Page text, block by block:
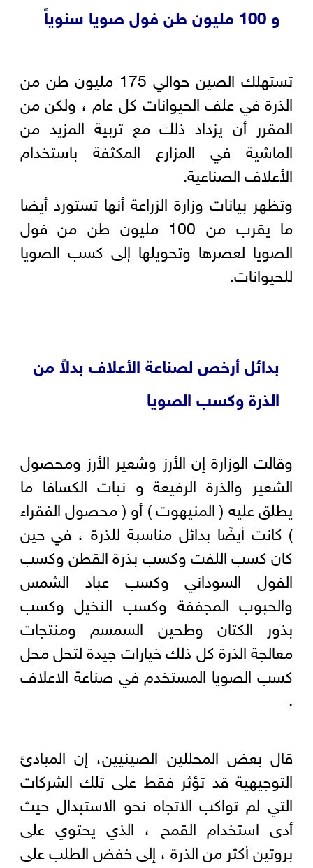
و 100 مليون طن فول صويا سنوياً
تستهلك الصين حوالي 175 مليون طن من
الذرة في علف الحيوانات كل عام ، ولكن من
المقرر أن يزداد ذلك مع تربية المزيد من
الماشية في المزارع المكثفة باستخدام
الأعلاف الصناعية.
وتظهر بيانات وزارة الزراعة أنها تستورد أيضا
ما يقرب من 100 مليون طن من فول
الصويا لعصرها وتحويلها إلى كسب الصويا
للحيوانات.
بدائل أرخص لصناعة الأعلاف بدلاً من
الذرة وكسب الصويا
وقالت الوزارة إن الأرز وشعير الأرز ومحصول
الشعير والذرة الرفيعة و نبات الكسافا ما
يطلق عليه ( المنيهوت ) أو ( محصول الفقراء
) كانت أيضًا بدائل مناسبة للذرة ، في حين
كان كسب اللفت وكسب بذرة القطن وكسب
الفول السوداني وكسب عباد الشمس
والحبوب المجففة وكسب النخيل وكسب
بذور الكتان وطحين السمسم ومنتجات
معالجة الذرة كل ذلك خيارات جيدة لتحل محل
كسب الصويا المستخدم في صناعة الاعلاف
.
قال بعض المحللين الصينيين، إن المبادئ
التوجيهية قد تؤثر فقط على تلك الشركات
التي لم تواكب الاتجاه نحو الاستبدال حيث
أدى استخدام القمح ، الذي يحتوي على
بروتين أكثر من الذرة ، إلى خفض الطلب على